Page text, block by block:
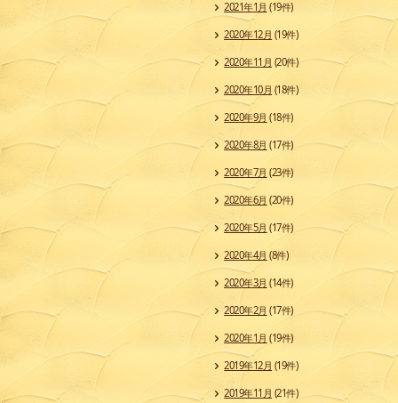
2021年1月 (19件)
2020年12月 (19件)
2020年11月 (20件)
2020年10月 (18件)
2020年9月 (18件)
2020年8月 (17件)
2020年7月 (23件)
2020年6月 (20件)
2020年5月 (17件)
2020年4月 (8件)
2020年3月 (14件)
2020年2月 (17件)
2020年1月 (19件)
2019年12月 (19件)
2019年11月 (21件)